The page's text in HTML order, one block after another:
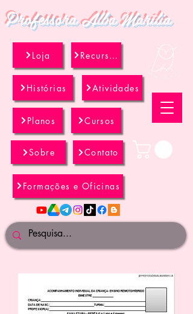
Professora Alba Marília
Loja
Cursos
Planos
Atividades
Contato
Sobre
Recursos
Histórias
Formações e Oficinas